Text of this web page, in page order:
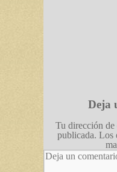
Deja
Tu dirección de
publicada. Los